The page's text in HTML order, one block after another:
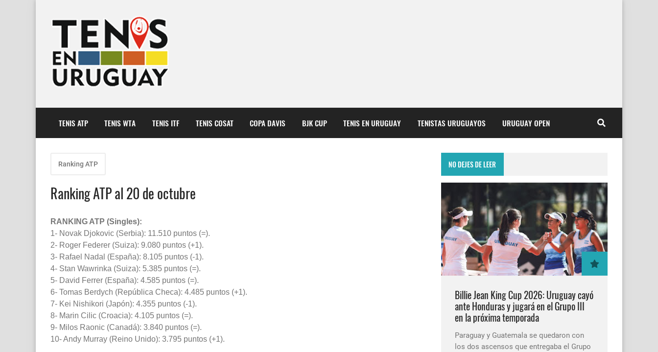
TENIS ATP TENIS WTA TENIS ITF TENIS COSAT COPA DAVIS BJK CUP TENIS EN URUGUAY TENISTAS URUGUAYOS URUGUAY OPEN
Ranking ATP
Ranking ATP al 20 de octubre
RANKING ATP (Singles):
1- Novak Djokovic (Serbia): 11.510 puntos (=).
2- Roger Federer (Suiza): 9.080 puntos (+1).
3- Rafael Nadal (España): 8.105 puntos (-1).
4- Stan Wawrinka (Suiza): 5.385 puntos (=).
5- David Ferrer (España): 4.585 puntos (=).
6- Tomas Berdych (República Checa): 4.485 puntos (+1).
7- Kei Nishikori (Japón): 4.355 puntos (-1).
8- Marin Cilic (Croacia): 4.105 puntos (=).
9- Milos Raonic (Canadá): 3.840 puntos (=).
10- Andy Murray (Reino Unido): 3.795 puntos (+1).
NO DEJES DE LEER
Billie Jean King Cup 2026: Uruguay cayó
ante Honduras y jugará en el Grupo III
en la próxima temporada
Paraguay y Guatemala se quedaron con
los dos ascensos que entregaba el Grupo